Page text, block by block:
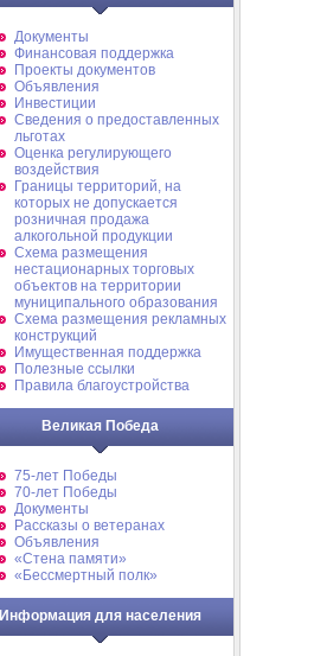
Документы
Финансовая поддержка
Проекты документов
Объявления
Инвестиции
Сведения о предоставленных
льготах
Оценка регулирующего
воздействия
Границы территорий, на
которых не допускается
розничная продажа
алкогольной продукции
Схема размещения
нестационарных торговых
объектов на территории
муниципального образования
Схема размещения рекламных
конструкций
Имущественная поддержка
Полезные ссылки
Правила благоустройства
Великая Победа
75-лет Победы
70-лет Победы
Документы
Рассказы о ветеранах
Объявления
«Стена памяти»
«Бессмертный полк»
Информация для населения